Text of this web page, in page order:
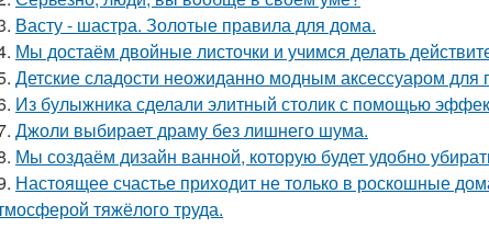
Васту - шастра. Золотые правила для дома.
Мы достаём двойные листочки и учимся делать
Детские сладости неожиданно модным аксессуаром для
Из булыжника сделали элитный столик с помощью
Джоли выбирает драму без лишнего шума.
Мы создаём дизайн ванной, которую будет удобно
Настоящее счастье приходит не только в роскошные
тяжёлого труда.